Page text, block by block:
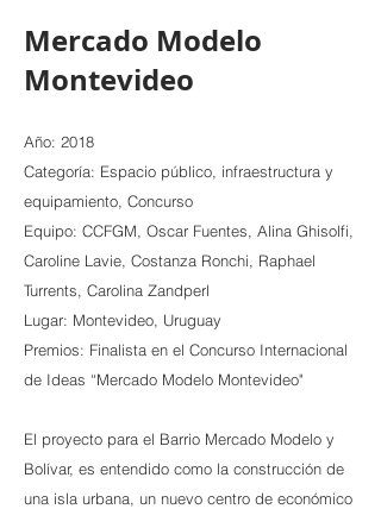
Mercado Modelo
Montevideo
Año: 2018
Categoría: Espacio público, infraestructura y
equipamiento, Concurso
Equipo: CCFGM, Oscar Fuentes, Alina Ghisolfi,
Caroline Lavie, Costanza Ronchi, Raphael
Turrents, Carolina Zandperl
Lugar: Montevideo, Uruguay
Premios: Finalista en el Concurso Internacional
de Ideas “Mercado Modelo Montevideo"
El proyecto para el Barrio Mercado Modelo y
Bolívar, es entendido como la construcción de
una isla urbana, un nuevo centro de económico